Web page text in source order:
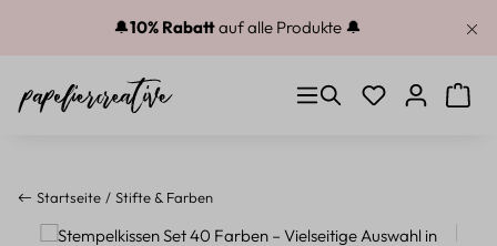
Zum Hauptinhalt springen
🔔10% Rabattauf alle Produkte 🔔
Du hast 0
Startseite Stifte & Farben
Bildergalerie überspringen